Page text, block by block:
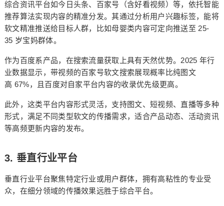
综合资讯平台如今日头条、百家号（含好看视频）等，依托智能
推荐算法实现内容的精准分发。其通过分析用户兴趣标签，能将
软文精准推送给目标人群，比如母婴类内容可定向推送至 25-
35 岁宝妈群体。
作为百度系产品，在搜索流量获取上具有天然优势。 2025 年行
业数据显示，带视频的百家号软文搜索展现概率比纯图文
高 67%，且百度对自家平台内容的收录优先级更高。
此外，这类平台内容形式灵活，支持图文、短视频、直播等多种
形式，满足不同类型软文的传播需求，适合产品动态、活动资讯
等高频更新内容的发布。
3. 垂直行业平台
垂直行业平台聚焦特定行业或用户群体，拥有高粘性的专业受
众，在细分领域的传播效果远胜于综合平台。